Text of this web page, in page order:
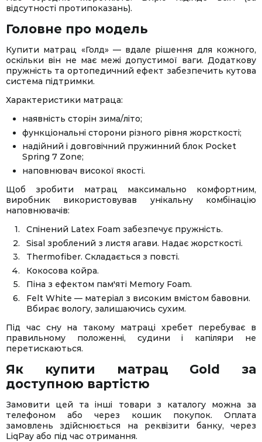
відсутності протипоказань).
Головне про модель
Купити матрац «Голд» — вдале рішення для кожного,
оскільки він не має межі допустимої ваги. Додаткову
пружність та ортопедичний ефект забезпечить кутова
система підтримки.
Характеристики матраца:
наявність сторін зима/літо;
функціональні сторони різного рівня жорсткості;
надійний і довговічний пружинний блок Pocket
Spring 7 Zone;
наповнювач високої якості.
Щоб зробити матрац максимально комфортним,
виробник використовував унікальну комбінацію
наповнювачів:
Спінений Latex Foam забезпечує пружність.
Sisal зроблений з листя агави. Надає жорсткості.
Thermofiber. Складається з повсті.
Кокосова койра.
Піна з ефектом пам'яті Memory Foam.
Felt White — матеріал з високим вмістом бавовни.
Вбирає вологу, залишаючись сухим.
Під час сну на такому матраці хребет перебуває в
правильному положенні, судини і капіляри не
перетискаються.
Як купити матрац Gold за
доступною вартістю
Замовити цей та інші товари з каталогу можна за
телефоном або через кошик покупок. Оплата
замовлень здійснюється на реквізити банку, через
LiqPay або під час отримання.